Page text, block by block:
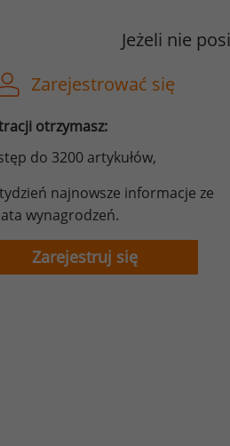
Jeżeli nie
Zarejestrować się
otrzymasz:
do 3200 artykułów,
najnowsze informacje ze
wynagrodzeń.
Zarejestruj się